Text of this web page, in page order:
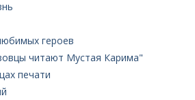
героев
читают Мустая Карима"
печати